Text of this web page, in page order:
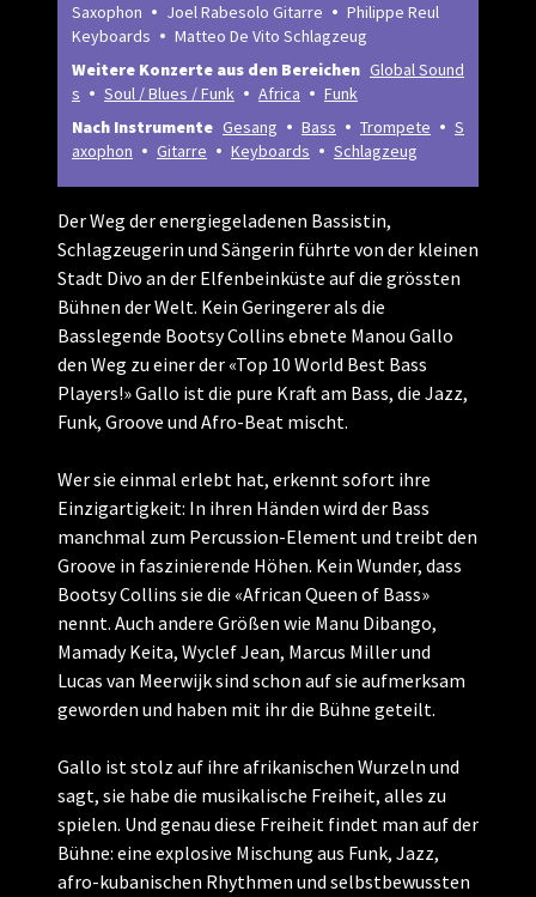
Saxophon
Joel Rabesolo Gitarre
Philippe Reul
Keyboards
Matteo De Vito Schlagzeug
Weitere Konzerte aus den Bereichen Global Sound
s
Soul / Blues / Funk Africa
Funk
Nach Instrumente Gesang Bass Trompete
S
axophon
Gitarre Keyboards Schlagzeug
Der Weg der energiegeladenen Bassistin,
Schlagzeugerin und Sängerin führte von der kleinen
Stadt Divo an der Elfenbeinküste auf die grössten
Bühnen der Welt. Kein Geringerer als die
Basslegende Bootsy Collins ebnete Manou Gallo
den Weg zu einer der «Top 10 World Best Bass
Players!» Gallo ist die pure Kraft am Bass, die Jazz,
Funk, Groove und Afro-Beat mischt.
Wer sie einmal erlebt hat, erkennt sofort ihre
Einzigartigkeit: In ihren Händen wird der Bass
manchmal zum Percussion-Element und treibt den
Groove in faszinierende Höhen. Kein Wunder, dass
Bootsy Collins sie die «African Queen of Bass»
nennt. Auch andere Größen wie Manu Dibango,
Mamady Keita, Wyclef Jean, Marcus Miller und
Lucas van Meerwijk sind schon auf sie aufmerksam
geworden und haben mit ihr die Bühne geteilt.
Gallo ist stolz auf ihre afrikanischen Wurzeln und
sagt, sie habe die musikalische Freiheit, alles zu
spielen. Und genau diese Freiheit findet man auf der
Bühne: eine explosive Mischung aus Funk, Jazz,
afro-kubanischen Rhythmen und selbstbewussten